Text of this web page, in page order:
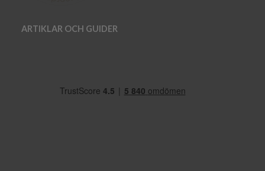
ARTIKLAR OCH GUIDER